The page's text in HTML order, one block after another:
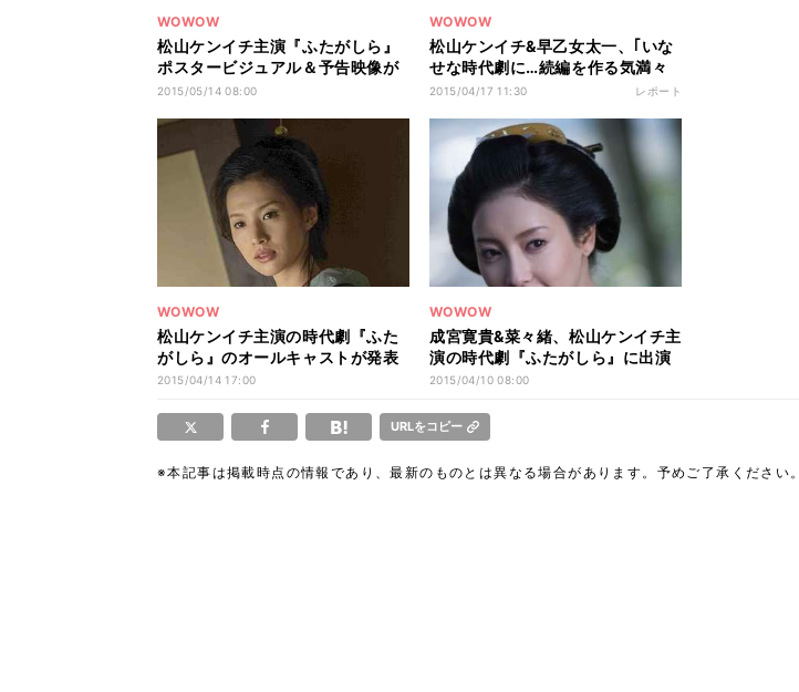
WOWOW
松山ケンイチ主演『ふたがしら』
ポスタービジュアル＆予告映像が
公開
2015/05/14 08:00
WOWOW
松山ケンイチ&早乙女太一、｢いな
せな時代劇に…続編を作る気満々
です(笑)」
2015/04/17 11:30 レポート
WOWOW
松山ケンイチ主演の時代劇『ふた
がしら』のオールキャストが発表
2015/04/14 17:00
WOWOW
成宮寛貴&菜々緒、松山ケンイチ主
演の時代劇『ふたがしら』に出演
2015/04/10 08:00
URLをコピー
※本記事は掲載時点の情報であり、最新のものとは異なる場合があります。予めご了承ください。